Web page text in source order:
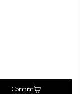
Comprar